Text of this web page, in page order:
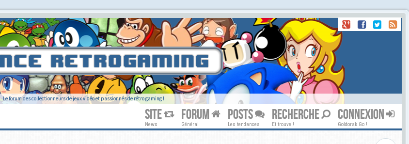
Le forum des collectionneurs de jeux vidéo et passionnés de rétro gaming !
SITE
News
FORUM
Général
POSTS
Les tendances
RECHERCHE
Et trouve !
CONNEXION
Goldorak Go !